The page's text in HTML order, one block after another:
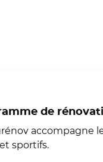
de
accompagne
sportifs.